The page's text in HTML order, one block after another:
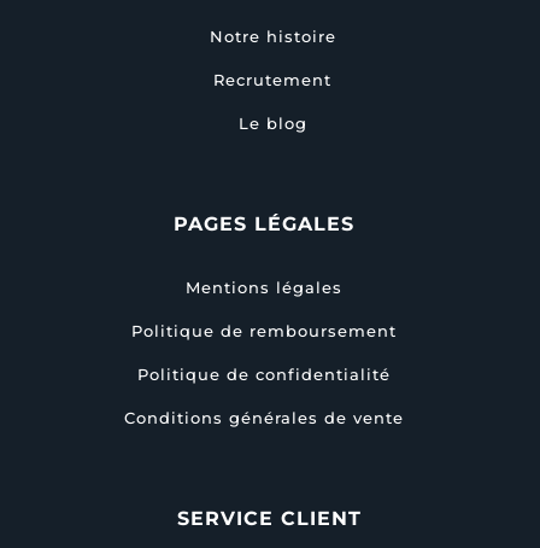
Notre histoire
Recrutement
Le blog
PAGES LÉGALES
Mentions légales
Politique de remboursement
Politique de confidentialité
Conditions générales de vente
SERVICE CLIENT